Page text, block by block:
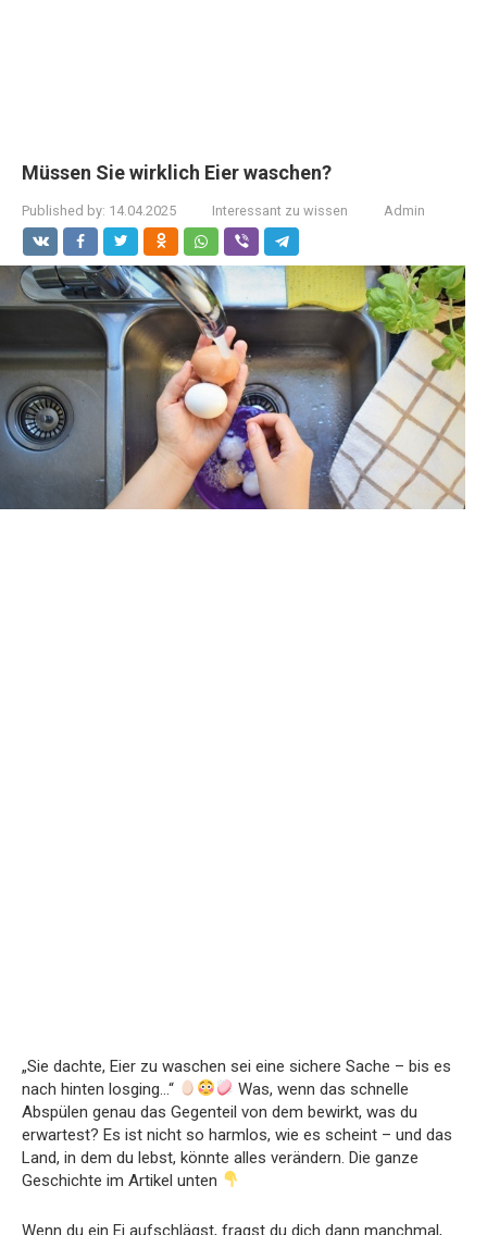
Müssen Sie wirklich Eier waschen?
Published by: 14.04.2025 Interessant zu wissen Admin
„Sie dachte, Eier zu waschen sei eine sichere Sache – bis es
nach hinten losging…“
Was, wenn das schnelle
Abspülen genau das Gegenteil von dem bewirkt, was du
erwartest? Es ist nicht so harmlos, wie es scheint – und das
Land, in dem du lebst, könnte alles verändern. Die ganze
Geschichte im Artikel unten
Wenn du ein Ei aufschlägst, fragst du dich dann manchmal,